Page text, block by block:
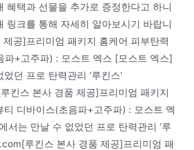
혜택과 선물을 추가로 증정한다고 하니
링크를 통해 자세히 알아보시기 바랍니
공]프리미엄 패키지 홈케어 피부탄력
파+고주파) : 모스트 엑스 [모스트 엑스]
던 프로 탄력관리 ‘루킨스’
킨스 본사 경품 제공]프리미엄 패키지
티 디바이스(초음파+고주파) : 모스트 엑
서는 만날 수 없었던 프로 탄력관리 ‘루
루킨스 본사 경품 제공]프리미엄 패